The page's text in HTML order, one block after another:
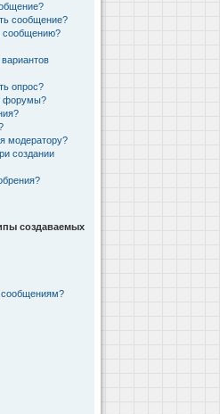
сообщение?
сообщению?
опрос?
форумы?
модератору?
создании
создаваемых
сообщениям?